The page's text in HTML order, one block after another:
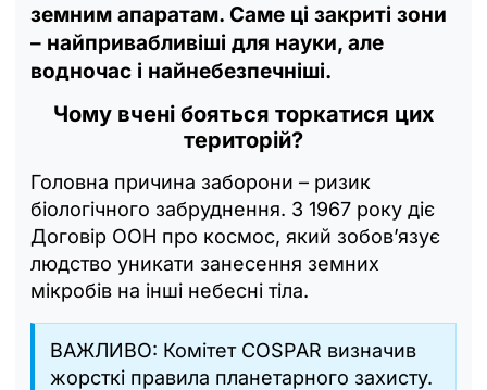
земним апаратам. Саме ці закриті зони
– найпривабливіші для науки, але
водночас і найнебезпечніші.
Чому вчені бояться торкатися цих
територій?
Головна причина заборони – ризик
біологічного забруднення. З 1967 року діє
Договір ООН про космос, який зобов’язує
людство уникати занесення земних
мікробів на інші небесні тіла.
ВАЖЛИВО: Комітет COSPAR визначив
жорсткі правила планетарного захисту.